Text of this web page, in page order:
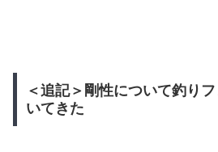
＜追記＞剛性について釣り
いてきた